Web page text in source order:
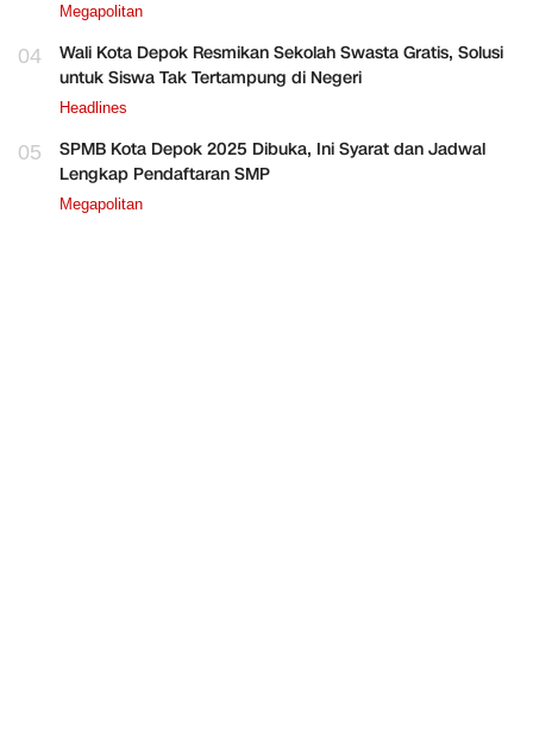
Megapolitan
04
Wali Kota Depok Resmikan Sekolah Swasta Gratis, Solusi
untuk Siswa Tak Tertampung di Negeri
Headlines
05
SPMB Kota Depok 2025 Dibuka, Ini Syarat dan Jadwal
Lengkap Pendaftaran SMP
Megapolitan